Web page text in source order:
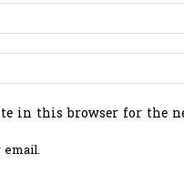
in this browser for the